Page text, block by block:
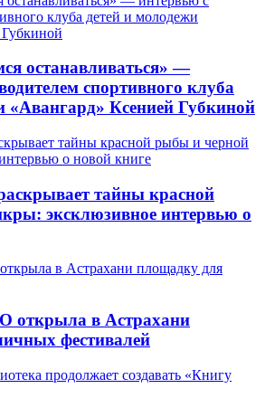
останавливаться» —
спортивного клуба
«Авангард» Ксенией Губкиной
тайны красной
эксклюзивное интервью о
открыла в Астрахани
фестивалей